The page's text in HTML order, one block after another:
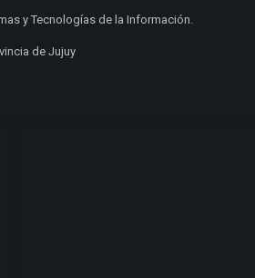
y Tecnologías de la Información.
de Jujuy